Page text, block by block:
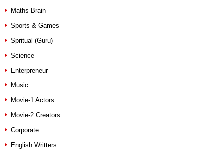
Maths Brain
Sports & Games
Spritual (Guru)
Science
Enterpreneur
Music
Movie-1 Actors
Movie-2 Creators
Corporate
English Writters